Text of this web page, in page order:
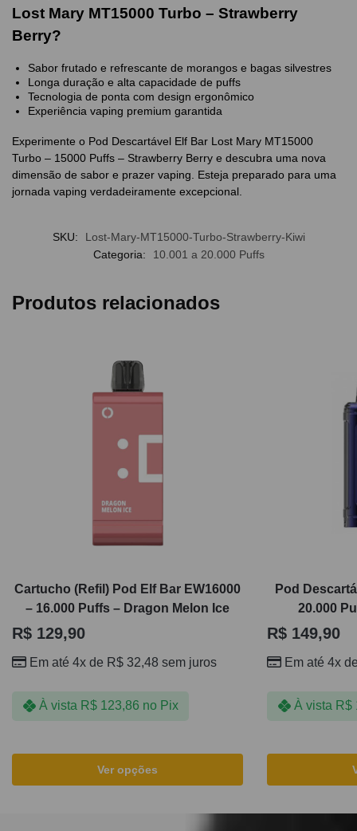
Lost Mary MT15000 Turbo – Strawberry
Berry?
Sabor frutado e refrescante de morangos e bagas silvestres
Longa duração e alta capacidade de puffs
Tecnologia de ponta com design ergonômico
Experiência vaping premium garantida
Experimente o Pod Descartável Elf Bar Lost Mary MT15000
Turbo – 15000 Puffs – Strawberry Berry e descubra uma nova
dimensão de sabor e prazer vaping. Esteja preparado para uma
jornada vaping verdadeiramente excepcional.
SKU:
Lost-Mary-MT15000-Turbo-Strawberry-Kiwi
Categoria:
10.001 a 20.000 Puffs
Produtos relacionados
Cartucho (Refil) Pod Elf Bar EW16000
– 16.000 Puffs – Dragon Melon Ice
R$ 129,90
Em até 4x de R$ 32,48 sem juros
À vista R$123,86 no Pix
Ver opções
Pod
20.000
R$ 149,90
Em até 4x
À vista R$